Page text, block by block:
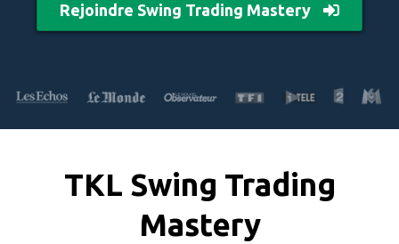
Rejoindre Swing Trading Mastery
TKL Swing Trading
Mastery